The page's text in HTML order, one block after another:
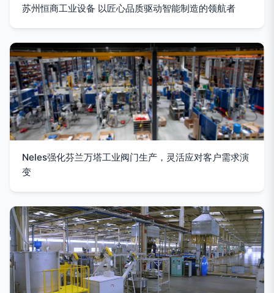
苏州恒商工业设备 以匠心品质驱动智能制造的领航者
Neles强化芬兰万塔工业阀门生产，灵活应对客户需求演
变